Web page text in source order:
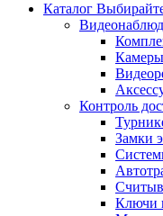
Каталог
Контроль
Замки
Ключи